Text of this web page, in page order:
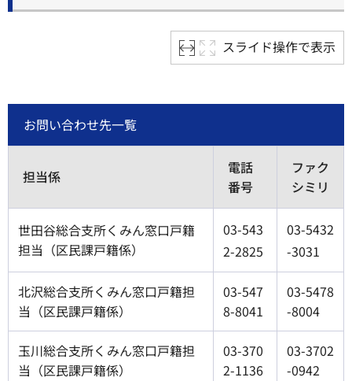
スライド操作で表示
お問い合わせ先一覧
担当係
電話
番号
ファク
シミリ
世田谷総合支所くみん窓口戸籍
担当（区民課戸籍係）
03-543
2-2825
03-5432
-3031
北沢総合支所くみん窓口戸籍担
当（区民課戸籍係）
03-547
8-8041
03-5478
-8004
玉川総合支所くみん窓口戸籍担
当（区民課戸籍係）
03-370
2-1136
03-3702
-0942